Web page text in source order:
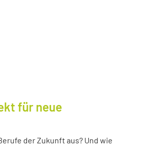
für neue
der Zukunft aus? Und wie